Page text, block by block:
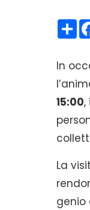
In
15:00,
La
genio